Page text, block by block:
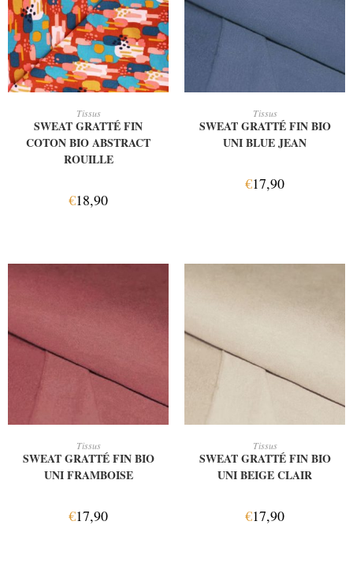
AJOUTER AU PANIER
Tissus
SWEAT GRATTÉ FIN
COTON BIO ABSTRACT
ROUILLE
€18,90
AJOUTER AU PANIER
Tissus
SWEAT GRATTÉ FIN BIO
UNI BLUE JEAN
€17,90
AJOUTER AU PANIER
Tissus
SWEAT GRATTÉ FIN BIO
UNI FRAMBOISE
€17,90
AJOUTER AU PANIER
Tissus
SWEAT GRATTÉ FIN BIO
UNI BEIGE CLAIR
€17,90